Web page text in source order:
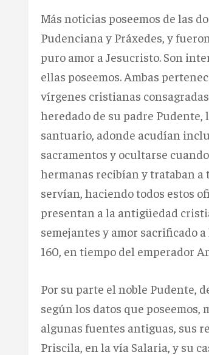
Más noticias poseemos de las
Pudenciana y Práxedes, y
puro amor a Jesucristo. Son
ellas poseemos. Ambas
vírgenes cristianas
heredado de su padre
santuario, adonde acudían
sacramentos y ocultarse
hermanas recibían y trataban a
servían, haciendo todos estos
presentan a la antigüedad
semejantes y amor sacrificado
160, en tiempo del emperador
Por su parte el noble Pudente,
según los datos que poseemos,
algunas fuentes antiguas, sus
Priscila, en la vía Salaria, y su